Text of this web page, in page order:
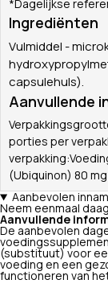
*Dagelijkse
Ingrediënten
Vulmiddel -
capsulehuls).
Aanvullende
porties per
(Ubiquinon) 80
Aanbevolen
Neem eenmaal
Aanvullende
De aanbevolen
(substituut) voor
voeding en een
functioneren van